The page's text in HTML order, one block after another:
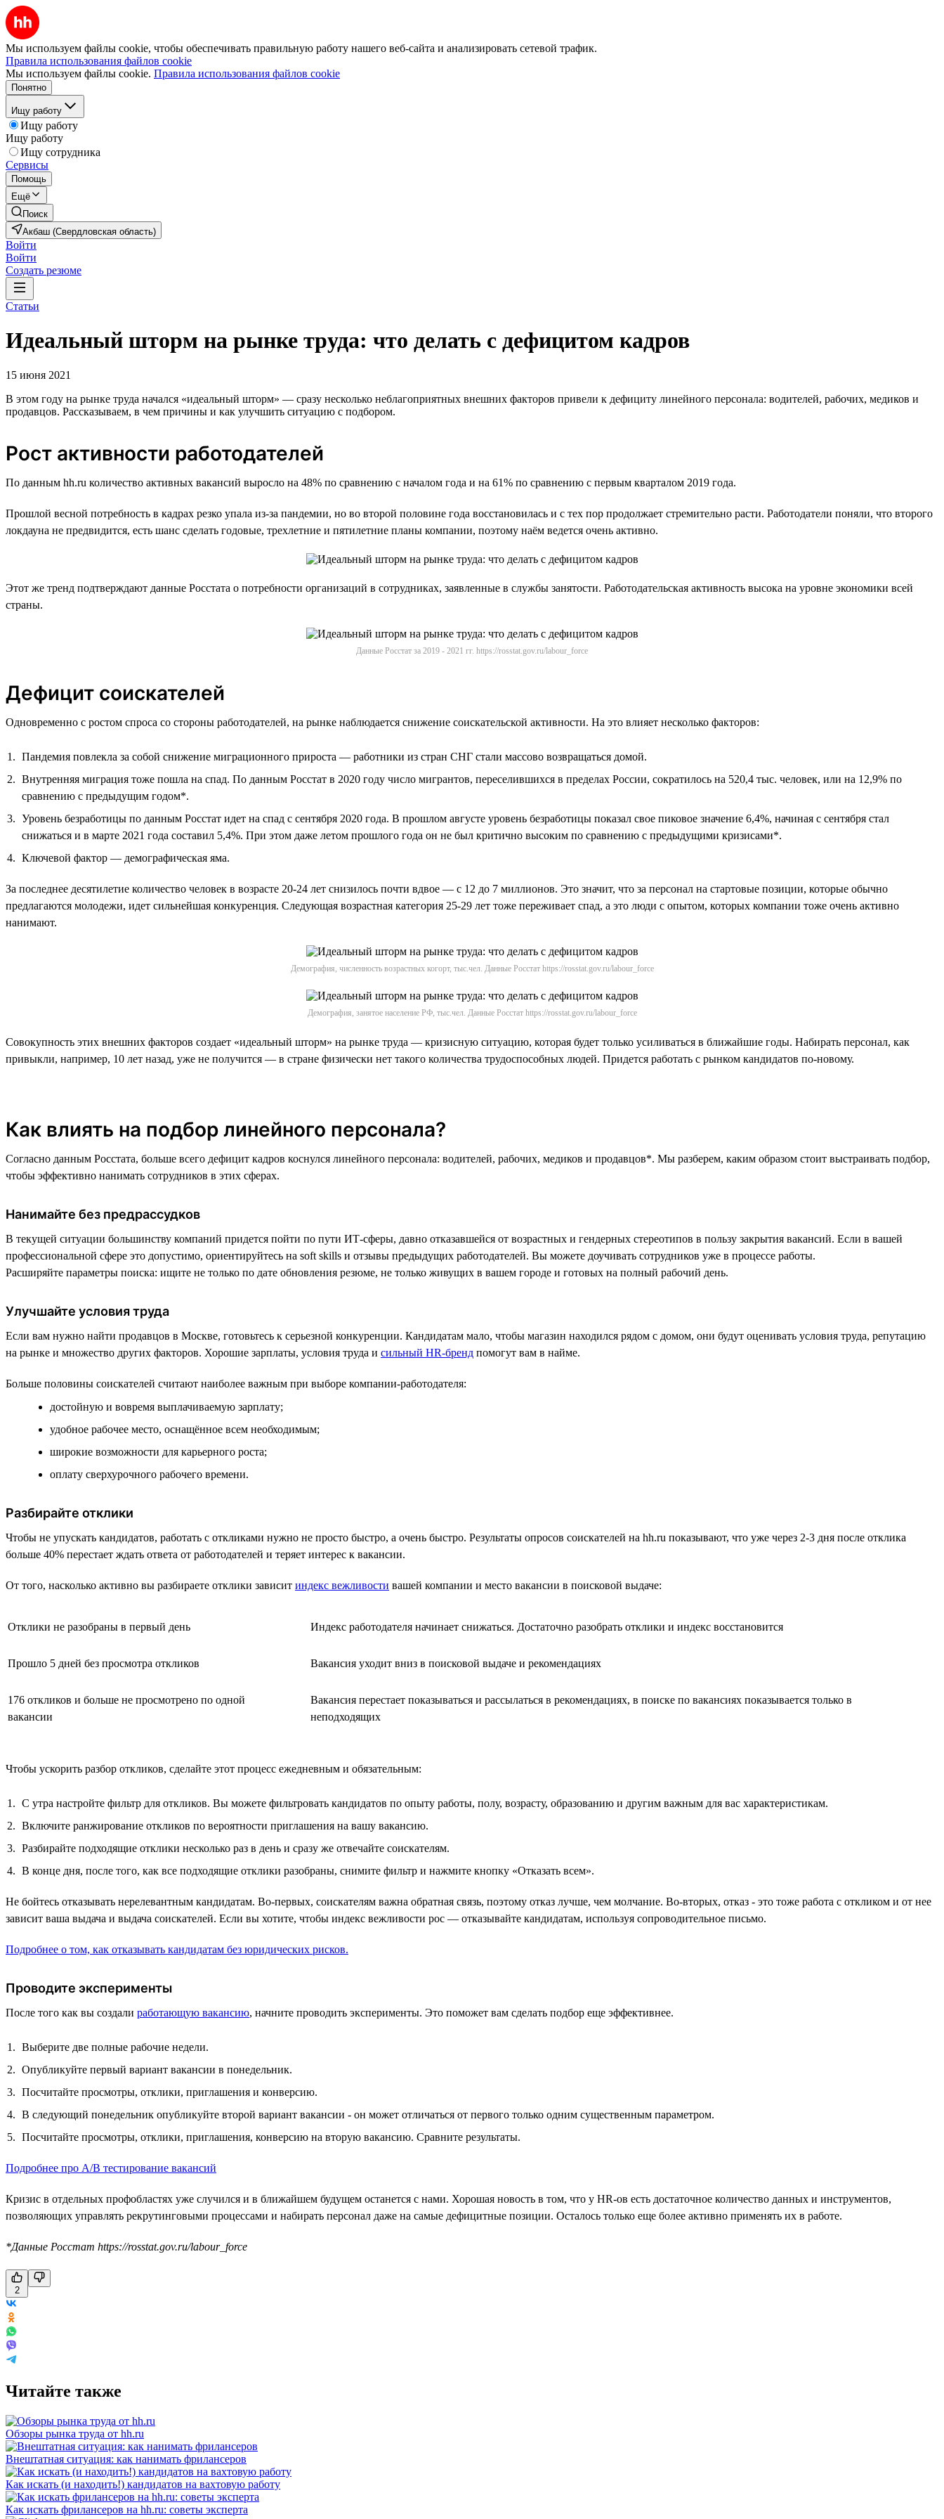
Мы используем файлы cookie, чтобы обеспечивать правильную работу нашего веб-сайта и анализировать сетевой трафик.
Правила использования файлов cookie
Мы используем файлы cookie. Правила использования файлов cookie
Понятно
Ищу работу
Ищу работу
Ищу работу
Ищу сотрудника
Сервисы
Помощь
Ещё
Поиск
Акбаш (Свердловская область)
Войти
Войти
Создать резюме
Статьи
Идеальный шторм на рынке труда: что делать с дефицитом кадров
15 июня 2021
В этом году на рынке труда начался «идеальный шторм» — сразу несколько неблагоприятных внешних факторов привели к дефициту линейного персонала: водителей, рабочих, медиков и
продавцов. Рассказываем, в чем причины и как улучшить ситуацию с подбором.
Рост активности работодателей
По данным hh.ru количество активных вакансий выросло на 48% по сравнению с началом года и на 61% по сравнению с первым кварталом 2019 года.
Прошлой весной потребность в кадрах резко упала из-за пандемии, но во второй половине года восстановилась и с тех пор продолжает стремительно расти. Работодатели поняли, что второго
локдауна не предвидится, есть шанс сделать годовые, трехлетние и пятилетние планы компании, поэтому наём ведется очень активно.
Этот же тренд подтверждают данные Росстата о потребности организаций в сотрудниках, заявленные в службы занятости. Работодательская активность высока на уровне экономики всей
страны.
Данные Росстат за 2019 - 2021 гг. https://rosstat.gov.ru/labour_force
Дефицит соискателей
Одновременно с ростом спроса со стороны работодателей, на рынке наблюдается снижение соискательской активности. На это влияет несколько факторов:
Пандемия повлекла за собой снижение миграционного прироста — работники из стран СНГ стали массово возвращаться домой.
Внутренняя миграция тоже пошла на спад. По данным Росстат в 2020 году число мигрантов, переселившихся в пределах России, сократилось на 520,4 тыс. человек, или на 12,9% по
сравнению с предыдущим годом*.
Уровень безработицы по данным Росстат идет на спад с сентября 2020 года. В прошлом августе уровень безработицы показал свое пиковое значение 6,4%, начиная с сентября стал
снижаться и в марте 2021 года составил 5,4%. При этом даже летом прошлого года он не был критично высоким по сравнению с предыдущими кризисами*.
Ключевой фактор — демографическая яма.
За последнее десятилетие количество человек в возрасте 20-24 лет снизилось почти вдвое — с 12 до 7 миллионов. Это значит, что за персонал на стартовые позиции, которые обычно
предлагаются молодежи, идет сильнейшая конкуренция. Следующая возрастная категория 25-29 лет тоже переживает спад, а это люди с опытом, которых компании тоже очень активно
нанимают.
Демография, численность возрастных когорт, тыс.чел. Данные Росстат https://rosstat.gov.ru/labour_force
Демография, занятое население РФ, тыс.чел. Данные Росстат https://rosstat.gov.ru/labour_force
Совокупность этих внешних факторов создает «идеальный шторм» на рынке труда — кризисную ситуацию, которая будет только усиливаться в ближайшие годы. Набирать персонал, как
привыкли, например, 10 лет назад, уже не получится — в стране физически нет такого количества трудоспособных людей. Придется работать с рынком кандидатов по-новому.
Как влиять на подбор линейного персонала?
Согласно данным Росстата, больше всего дефицит кадров коснулся линейного персонала: водителей, рабочих, медиков и продавцов*. Мы разберем, каким образом стоит выстраивать подбор,
чтобы эффективно нанимать сотрудников в этих сферах.
Нанимайте без предрассудков
В текущей ситуации большинству компаний придется пойти по пути ИТ-сферы, давно отказавшейся от возрастных и гендерных стереотипов в пользу закрытия вакансий. Если в вашей
профессиональной сфере это допустимо, ориентируйтесь на soft skills и отзывы предыдущих работодателей. Вы можете доучивать сотрудников уже в процессе работы.
Расширяйте параметры поиска: ищите не только по дате обновления резюме, не только живущих в вашем городе и готовых на полный рабочий день.
Улучшайте условия труда
Если вам нужно найти продавцов в Москве, готовьтесь к серьезной конкуренции. Кандидатам мало, чтобы магазин находился рядом с домом, они будут оценивать условия труда, репутацию
на рынке и множество других факторов. Хорошие зарплаты, условия труда и сильный HR-бренд помогут вам в найме.
Больше половины соискателей считают наиболее важным при выборе компании-работодателя:
достойную и вовремя выплачиваемую зарплату;
удобное рабочее место, оснащённое всем необходимым;
широкие возможности для карьерного роста;
оплату сверхурочного рабочего времени.
Разбирайте отклики
Чтобы не упускать кандидатов, работать с откликами нужно не просто быстро, а очень быстро. Результаты опросов соискателей на hh.ru показывают, что уже через 2-3 дня после отклика
больше 40% перестает ждать ответа от работодателей и теряет интерес к вакансии.
От того, насколько активно вы разбираете отклики зависит индекс вежливости вашей компании и место вакансии в поисковой выдаче:
Отклики не разобраны в первый день Индекс работодателя начинает снижаться. Достаточно разобрать отклики и индекс восстановится
Прошло 5 дней без просмотра откликов Вакансия уходит вниз в поисковой выдаче и рекомендациях
176 откликов и больше не просмотрено по одной
вакансии
Вакансия перестает показываться и рассылаться в рекомендациях, в поиске по вакансиях показывается только в
неподходящих
Чтобы ускорить разбор откликов, сделайте этот процесс ежедневным и обязательным:
С утра настройте фильтр для откликов. Вы можете фильтровать кандидатов по опыту работы, полу, возрасту, образованию и другим важным для вас характеристикам.
Включите ранжирование откликов по вероятности приглашения на вашу вакансию.
Разбирайте подходящие отклики несколько раз в день и сразу же отвечайте соискателям.
В конце дня, после того, как все подходящие отклики разобраны, снимите фильтр и нажмите кнопку «Отказать всем».
Не бойтесь отказывать нерелевантным кандидатам. Во-первых, соискателям важна обратная связь, поэтому отказ лучше, чем молчание. Во-вторых, отказ - это тоже работа с откликом и от нее
зависит ваша выдача и выдача соискателей. Если вы хотите, чтобы индекс вежливости рос — отказывайте кандидатам, используя сопроводительное письмо.
Подробнее о том, как отказывать кандидатам без юридических рисков.
Проводите эксперименты
После того как вы создали работающую вакансию, начните проводить эксперименты. Это поможет вам сделать подбор еще эффективнее.
Выберите две полные рабочие недели.
Опубликуйте первый вариант вакансии в понедельник.
Посчитайте просмотры, отклики, приглашения и конверсию.
В следующий понедельник опубликуйте второй вариант вакансии - он может отличаться от первого только одним существенным параметром.
Посчитайте просмотры, отклики, приглашения, конверсию на вторую вакансию. Сравните результаты.
Подробнее про А/B тестирование вакансий
Кризис в отдельных профобластях уже случился и в ближайшем будущем останется с нами. Хорошая новость в том, что у HR-ов есть достаточное количество данных и инструментов,
позволяющих управлять рекрутинговыми процессами и набирать персонал даже на самые дефицитные позиции. Осталось только еще более активно применять их в работе.
*Данные Росстат https://rosstat.gov.ru/labour_force
2
Читайте также
Обзоры рынка труда от hh.ru
Внештатная ситуация: как нанимать фрилансеров
Как искать (и находить!) кандидатов на вахтовую работу
Как искать фрилансеров на hh.ru: советы эксперта